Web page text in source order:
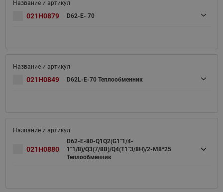
021H0879 D62-E- 70
021H0849 D62L-E-70 Теплообменник
021H0880
D62-E-80-Q1Q2(G1"1/4-
1"1/8)/Q3(7/8B)/Q4(T1"3/8H)/2-M8*25
Теплообменник